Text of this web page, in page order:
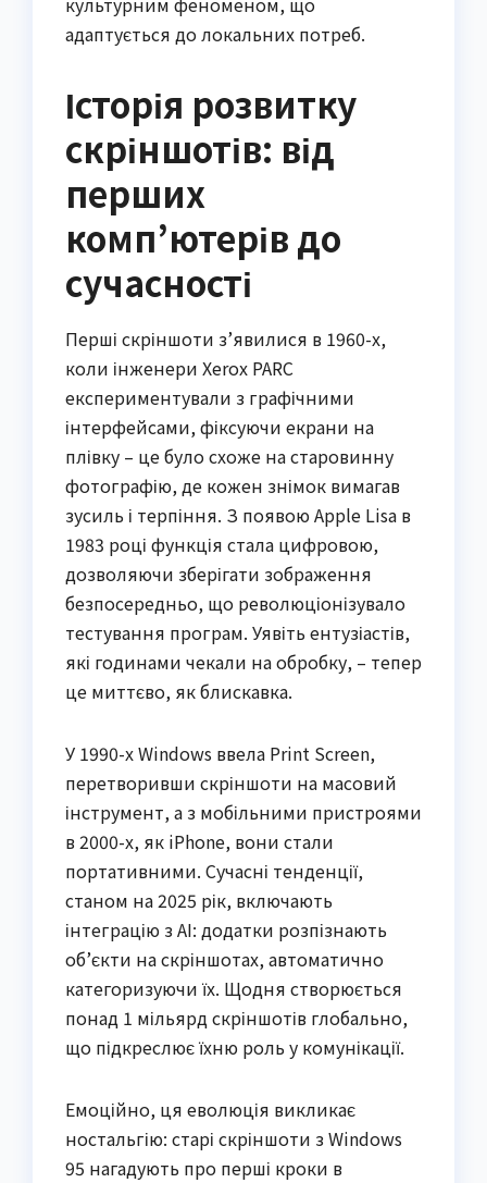
адаптується до локальних потреб.
Історія розвитку
скріншотів: від
перших
комп’ютерів до
сучасності
Перші скріншоти з’явилися в 1960-х,
коли інженери Xerox PARC
експериментували з графічними
інтерфейсами, фіксуючи екрани на
плівку – це було схоже на старовинну
фотографію, де кожен знімок вимагав
зусиль і терпіння. З появою Apple Lisa в
1983 році функція стала цифровою,
дозволяючи зберігати зображення
безпосередньо, що революціонізувало
тестування програм. Уявіть ентузіастів,
які годинами чекали на обробку, – тепер
це миттєво, як блискавка.
У 1990-х Windows ввела Print Screen,
перетворивши скріншоти на масовий
інструмент, а з мобільними пристроями
в 2000-х, як iPhone, вони стали
портативними. Сучасні тенденції,
станом на 2025 рік, включають
інтеграцію з AI: додатки розпізнають
об’єкти на скріншотах, автоматично
категоризуючи їх. Щодня створюється
понад 1 мільярд скріншотів глобально,
що підкреслює їхню роль у комунікації.
Емоційно, ця еволюція викликає
ностальгію: старі скріншоти з Windows
95 нагадують про перші кроки в